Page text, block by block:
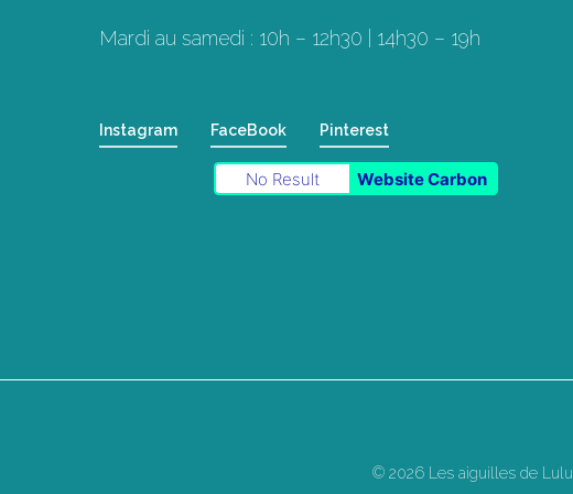
Mardi au samedi : 10h – 12h30 | 14h30 – 19h
Instagram FaceBook Pinterest
No Result Website Carbon
© 2026 Les aiguilles de Lulu.